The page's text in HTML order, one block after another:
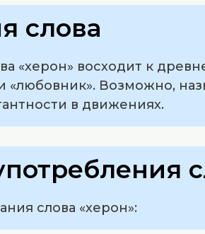
слова
«херон» восходит к
«любовник». Возможно,
в движениях.
слова «херон»: